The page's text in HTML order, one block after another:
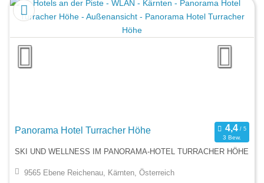
Panorama Hotel Turracher Höhe
3 Bew.
SKI UND WELLNESS IM PANORAMA-HOTEL TURRACHER HÖHE
9565 Ebene Reichenau, Kärnten, Österreich